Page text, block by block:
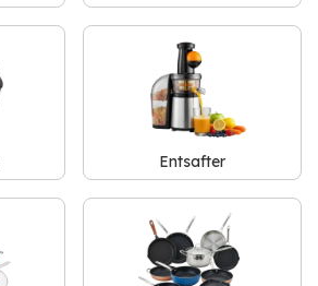
Entsafter